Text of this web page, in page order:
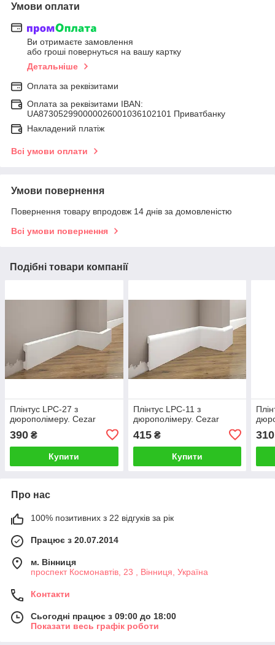
Умови оплати
Ви отримаєте замовлення
або гроші повернуться на вашу картку
Детальніше
Оплата за реквізитами
Оплата за реквізитами IBAN:
UA873052990000026001036102101 Приватбанку
Накладений платіж
Всі умови оплати
Умови повернення
Повернення товару впродовж 14 днів за домовленістю
Всі умови повернення
Подібні товари компанії
Плінтус LPC-27 з
дюрополімеру. Cezar
390 ₴
Купити
Плінтус LPC-11 з
дюрополімеру. Cezar
415₴
Купити
310
Про нас
100% позитивних з 22 відгуків за рік
Працює з 20.07.2014
м. Вінниця
проспект Космонавтів, 23 , Вінниця, Україна
Контакти
Сьогодні працює з 09:00 до 18:00
Показати весь графік роботи